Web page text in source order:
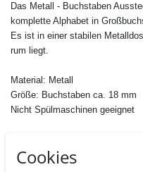
Das Metall - Buchstaben
komplette Alphabet in
Es ist in einer stabilen
rum liegt.
Material: Metall
Größe: Buchstaben ca. 18 mm
Nicht Spülmaschinen geeignet
Cookies